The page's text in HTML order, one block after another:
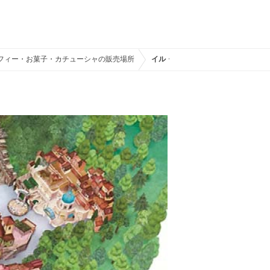
ー・お菓子・カチューシャの販売場所 イル・ポスティーノ・ステーショナ